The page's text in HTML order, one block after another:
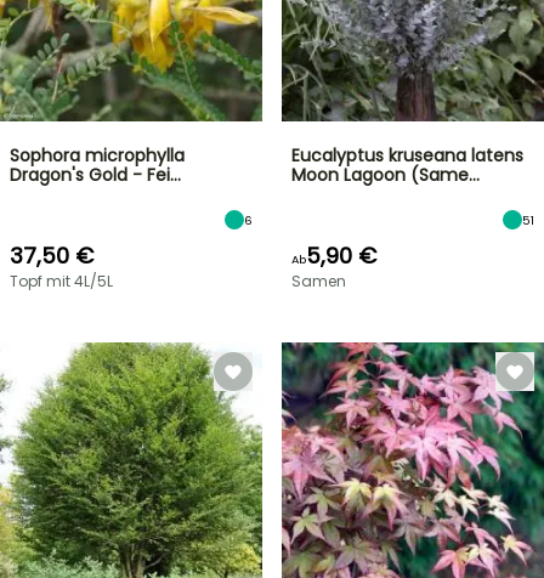
Sophora microphylla
Dragon's Gold - Fei…
6
37,50 €
Topf mit 4L/5L
Eucalyptus kruseana latens
Moon Lagoon (Same…
51
Ab5,90 €
Samen